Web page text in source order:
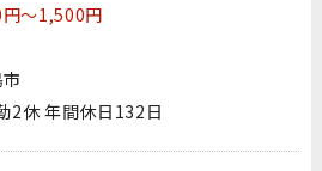
～1,500円
2休 年間休日132日